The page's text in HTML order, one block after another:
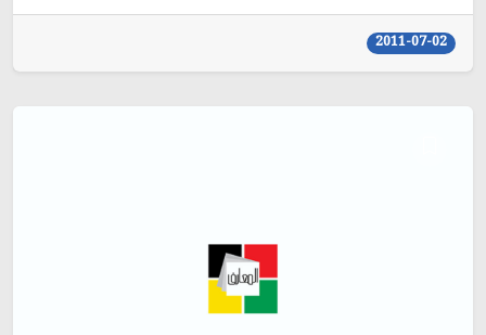
2011-07-02